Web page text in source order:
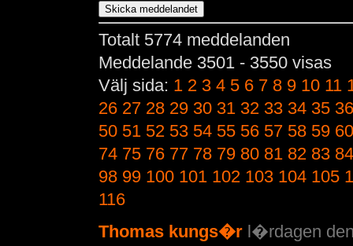
Totalt 5774 meddelanden
Meddelande 3501 - 3550 visas
Välj sida: 1 2 3 4 5 6 7 8 9 10 11
26 27 28 29 30 31 32 33 34 35 36
50 51 52 53 54 55 56 57 58 59 60
74 75 76 77 78 79 80 81 82 83 84
98 99 100 101 102 103 104 105
116
Thomas kungs�r l�rdagen